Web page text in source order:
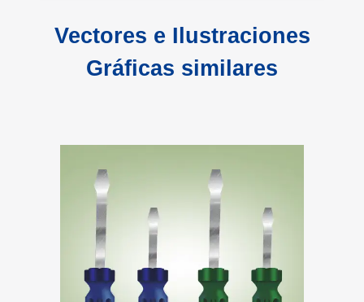
Vectores e Ilustraciones
Gráficas similares